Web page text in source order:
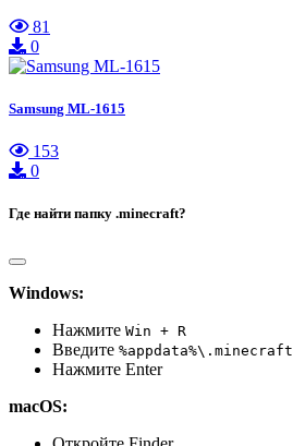
81
0
Samsung ML-1615
153
0
Где найти папку .minecraft?
Windows:
Нажмите Win + R
Введите %appdata%\.minecraft
Нажмите Enter
macOS: